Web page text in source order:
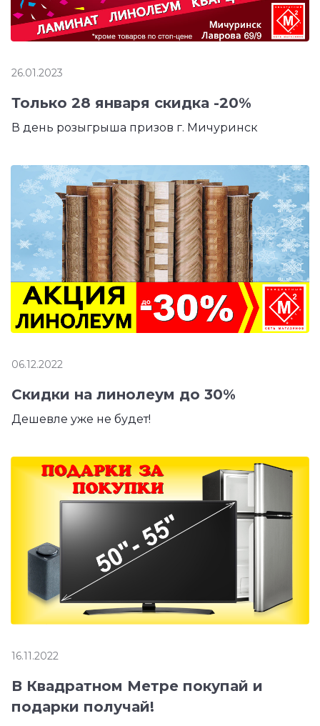
26.01.2023
Только 28 января скидка -20%
В день розыгрыша призов г. Мичуринск
06.12.2022
Скидки на линолеум до 30%
Дешевле уже не будет!
16.11.2022
В Квадратном Метре покупай и
подарки получай!